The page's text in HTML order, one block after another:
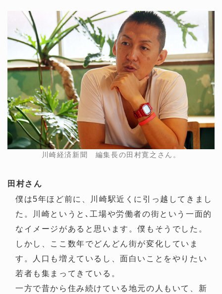
川崎経済新聞 編集長の田村寛之さん。
田村さん
僕は5年ほど前に、川崎駅近くに引っ越してきまし
た。川崎というと､工場や労働者の街という一面的
なイメージがあると思います。僕もそうでした。
しかし、ここ数年でどんどん街が変化していま
す。人口も増えているし、面白いことをやりたい
若者も集まってきている。
一方で昔から住み続けている地元の人もいて、新